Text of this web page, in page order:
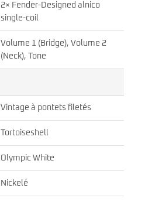
2× Fender-Designed alnico
single-coil
Volume 1 (Bridge), Volume 2
(Neck), Tone
Vintage à pontets filetés
Tortoiseshell
Olympic White
Nickelé